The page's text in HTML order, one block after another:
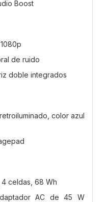
Boost
de ruido
doble integrados
color azul
celdas, 68 Wh
AC de 45 W